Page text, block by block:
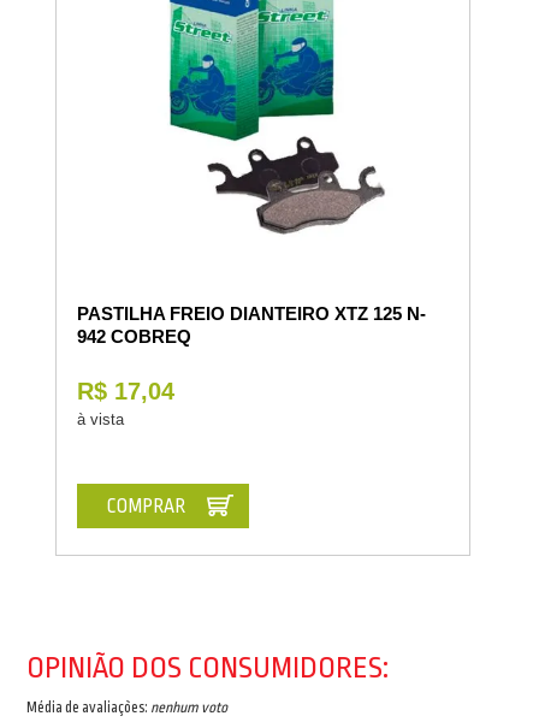
PASTILHA FREIO DIANTEIRO XTZ 125 N-
942 COBREQ
R$ 17,04
à vista
COMPRAR
OPINIÃO DOS CONSUMIDORES:
Média de avaliações: nenhum voto